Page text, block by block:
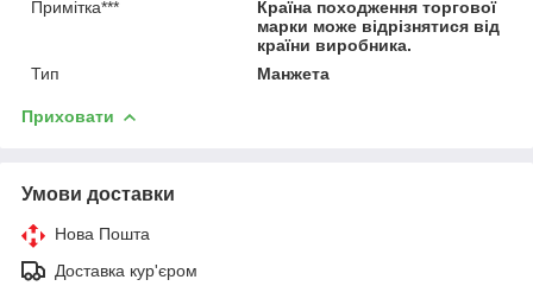
Примітка***
Країна походження торгової
марки може відрізнятися від
країни виробника.
Тип
Манжета
Приховати
Умови доставки
Нова Пошта
Доставка кур'єром